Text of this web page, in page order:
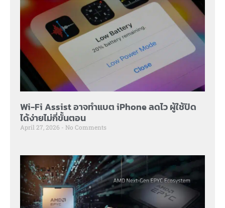
Wi-Fi Assist อาจทำแบต iPhone ลดไว ผู้ใช้ปิด
ได้ง่ายไม่กี่ขั้นตอน
April 27, 2026 No Comments